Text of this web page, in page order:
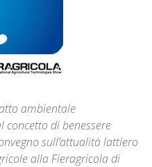
ambientale
concetto di benessere
sull’attualità lattiero
alla Fieragricola di